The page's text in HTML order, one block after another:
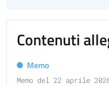
Contenuti
Memo
Memo del 22 aprile